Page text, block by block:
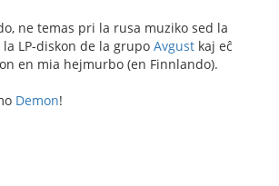
ne temas pri la rusa muziko sed la
LP-diskon de la grupo Avgust kaj eĉ
en mia hejmurbo (en Finnlando).
Demon!